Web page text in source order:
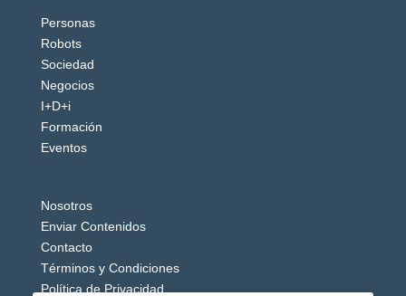
Personas
Robots
Sociedad
Negocios
I+D+i
Formación
Eventos
Nosotros
Enviar Contenidos
Contacto
Términos y Condiciones
Política de Privacidad